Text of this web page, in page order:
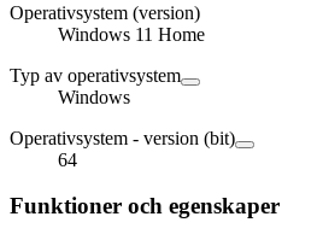
Operativsystem (version)
Windows 11 Home
Typ av operativsystem
Windows
Operativsystem - version (bit)
64
Funktioner och egenskaper